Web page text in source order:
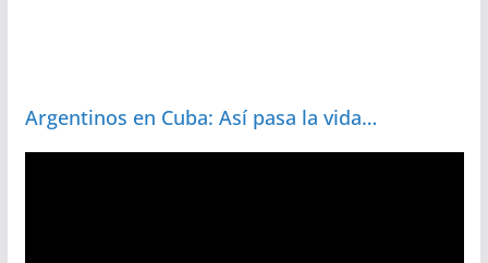
Argentinos en Cuba: Así pasa la vida…